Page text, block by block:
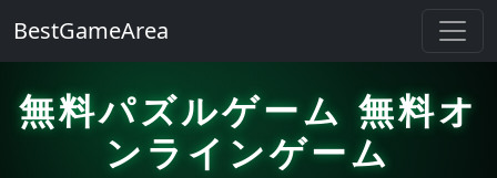
BestGameArea
無料パズルゲーム 無料オ
ンラインゲーム